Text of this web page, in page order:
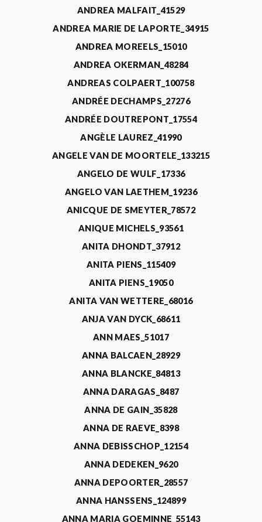
ANDREA MALFAIT_41529
ANDREA MARIE DE LAPORTE_34915
ANDREA MOREELS_15010
ANDREA OKERMAN_48284
ANDREAS COLPAERT_100758
ANDRÉE DECHAMPS_27276
ANDRÉE DOUTREPONT_17554
ANGÈLE LAUREZ_41990
ANGELE VAN DE MOORTELE_133215
ANGELO DE WULF_17336
ANGELO VAN LAETHEM_19236
ANICQUE DE SMEYTER_78572
ANIQUE MICHELS_93561
ANITA DHONDT_37912
ANITA PIENS_115409
ANITA PIENS_19050
ANITA VAN WETTERE_68016
ANJA VAN DYCK_68611
ANN MAES_51017
ANNA BALCAEN_28929
ANNA BLANCKE_84813
ANNA DARAGAS_8487
ANNA DE GAIN_35828
ANNA DE RAEVE_8398
ANNA DEBISSCHOP_12154
ANNA DEDEKEN_9620
ANNA DEPOORTER_28557
ANNA HANSSENS_124899
ANNA MARIA GOEMINNE_55143